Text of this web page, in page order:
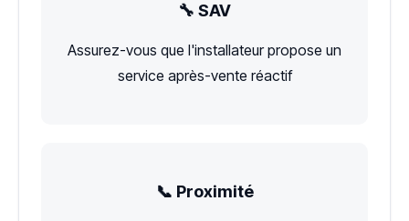
🔧 SAV
Assurez-vous que l'installateur propose un
service après-vente réactif
📞 Proximité